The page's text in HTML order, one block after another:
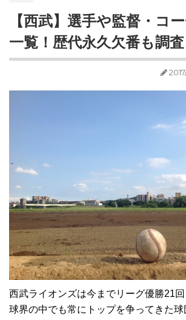
【西武】選手や監督・コ
一覧！歴代永久欠番も調査
西武ライオンズは今までリーグ優勝21
球界の中でも常にトップを争ってきた